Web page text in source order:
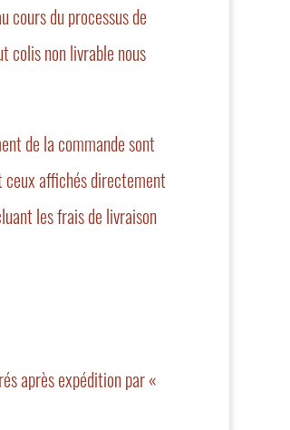
cours du processus de
colis non livrable nous
de la commande sont
ceux affichés directement
les frais de livraison
après expédition par «